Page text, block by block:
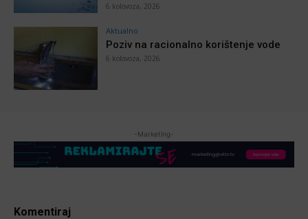
6 kolovoza, 2026
Aktualno
Poziv na racionalno korištenje vode
6 kolovoza, 2026
-Marketing-
Komentiraj